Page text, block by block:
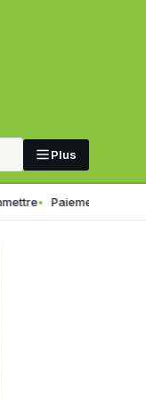
Plus
Paiement électronique